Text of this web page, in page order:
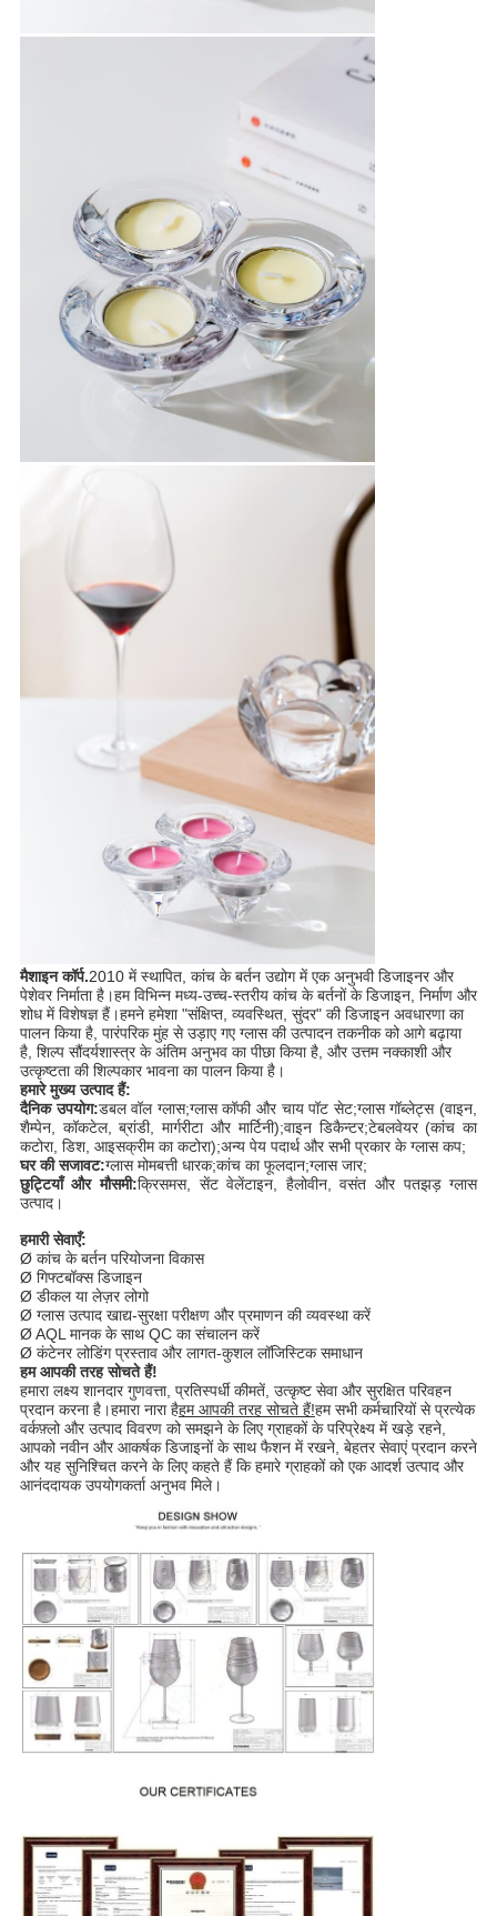
मैशाइन कॉर्प.2010 में स्थापित, कांच के बर्तन उद्योग में एक अनुभवी डिजाइनर और
पेशेवर निर्माता है।हम विभिन्न मध्य-उच्च-स्तरीय कांच के बर्तनों के डिजाइन, निर्माण और
शोध में विशेषज्ञ हैं।हमने हमेशा "संक्षिप्त, व्यवस्थित, सुंदर" की डिजाइन अवधारणा का
पालन किया है, पारंपरिक मुंह से उड़ाए गए ग्लास की उत्पादन तकनीक को आगे बढ़ाया
है, शिल्प सौंदर्यशास्त्र के अंतिम अनुभव का पीछा किया है, और उत्तम नक्काशी और
उत्कृष्टता की शिल्पकार भावना का पालन किया है।
हमारे मुख्य उत्पाद हैं:
दैनिक उपयोग:डबल वॉल ग्लास;ग्लास कॉफी और चाय पॉट सेट;ग्लास गॉब्लेट्स (वाइन,
शैम्पेन, कॉकटेल, ब्रांडी, मार्गरीटा और मार्टिनी);वाइन डिकैन्टर;टेबलवेयर (कांच का
कटोरा, डिश, आइसक्रीम का कटोरा);अन्य पेय पदार्थ और सभी प्रकार के ग्लास कप;
घर की सजावट:ग्लास मोमबत्ती धारक;कांच का फूलदान;ग्लास जार;
छुट्टियाँ और मौसमी:क्रिसमस, सेंट वेलेंटाइन, हैलोवीन, वसंत और पतझड़ ग्लास
उत्पाद।
हमारी सेवाएँ:
Ø कांच के बर्तन परियोजना विकास
Ø गिफ्टबॉक्स डिजाइन
Ø डीकल या लेज़र लोगो
Ø ग्लास उत्पाद खाद्य-सुरक्षा परीक्षण और प्रमाणन की व्यवस्था करें
Ø AQL मानक के साथ QC का संचालन करें
Ø कंटेनर लोडिंग प्रस्ताव और लागत-कुशल लॉजिस्टिक समाधान
हम आपकी तरह सोचते हैं!
हमारा लक्ष्य शानदार गुणवत्ता, प्रतिस्पर्धी कीमतें, उत्कृष्ट सेवा और सुरक्षित परिवहन
प्रदान करना है।हमारा नारा हैहम आपकी तरह सोचते हैं!हम सभी कर्मचारियों से प्रत्येक
वर्कफ़्लो और उत्पाद विवरण को समझने के लिए ग्राहकों के परिप्रेक्ष्य में खड़े रहने,
आपको नवीन और आकर्षक डिजाइनों के साथ फैशन में रखने, बेहतर सेवाएं प्रदान करने
और यह सुनिश्चित करने के लिए कहते हैं कि हमारे ग्राहकों को एक आदर्श उत्पाद और
आनंददायक उपयोगकर्ता अनुभव मिले।